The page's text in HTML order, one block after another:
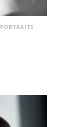
PORTRAITS